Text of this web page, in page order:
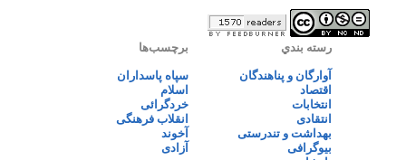
رسته بندي
آوارگان و پناهندگان
اقتصاد
انتخابات
انتقادی
بهداشت و تندرستی
بیوگرافی
برچسب‌ها
سپاه پاسداران
اسلام
خردگرائی
انقلاب فرهنگی
آخوند
آزادی